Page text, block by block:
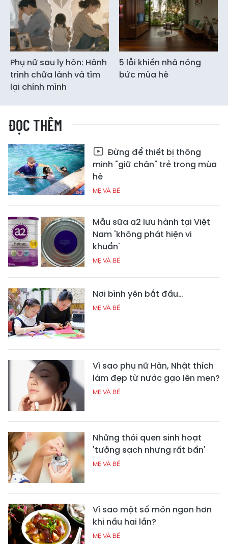
Phụ nữ sau ly hôn: Hành
trình chữa lành và tìm
lại chính mình
5 lỗi khiến nhà nóng
bức mùa hè
ĐỌC THÊM
Đừng để thiết bị thông
minh "giữ chân" trẻ trong mùa
hè
MẸ VÀ BÉ
Mẫu sữa a2 lưu hành tại Việt
Nam 'không phát hiện vi
khuẩn'
MẸ VÀ BÉ
Nơi bình yên bắt đầu…
MẸ VÀ BÉ
Vì sao phụ nữ Hàn, Nhật thích
làm đẹp từ nước gạo lên men?
MẸ VÀ BÉ
Những thói quen sinh hoạt
'tưởng sạch nhưng rất bẩn'
MẸ VÀ BÉ
Vì sao một số món ngon hơn
khi nấu hai lần?
MẸ VÀ BÉ